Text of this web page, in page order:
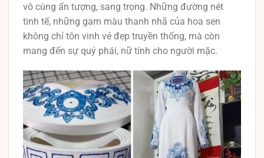
vô cùng ấn tượng, sang trọng. Những đường nét
tinh tế, những gam màu thanh nhã của hoa sen
không chỉ tôn vinh vẻ đẹp truyền thống, mà còn
mang đến sự quý phái, nữ tính cho người mặc.